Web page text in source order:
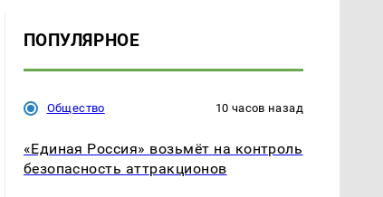
ПОПУЛЯРНОЕ
Общество 10 часов назад
«Единая Россия» возьмёт на контроль
безопасность аттракционов